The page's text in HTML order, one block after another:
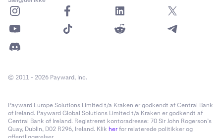
© 2011 - 2026 Payward, Inc.
Payward Europe Solutions Limited t/a Kraken er godkendt af Central Bank
of Ireland. Payward Global Solutions Limited t/a Kraken er godkendt af
Central Bank of Ireland. Registreret kontoradresse: 70 Sir John Rogerson’s
Quay, Dublin, D02 R296, Ireland. Klik herfor relaterede politikker og